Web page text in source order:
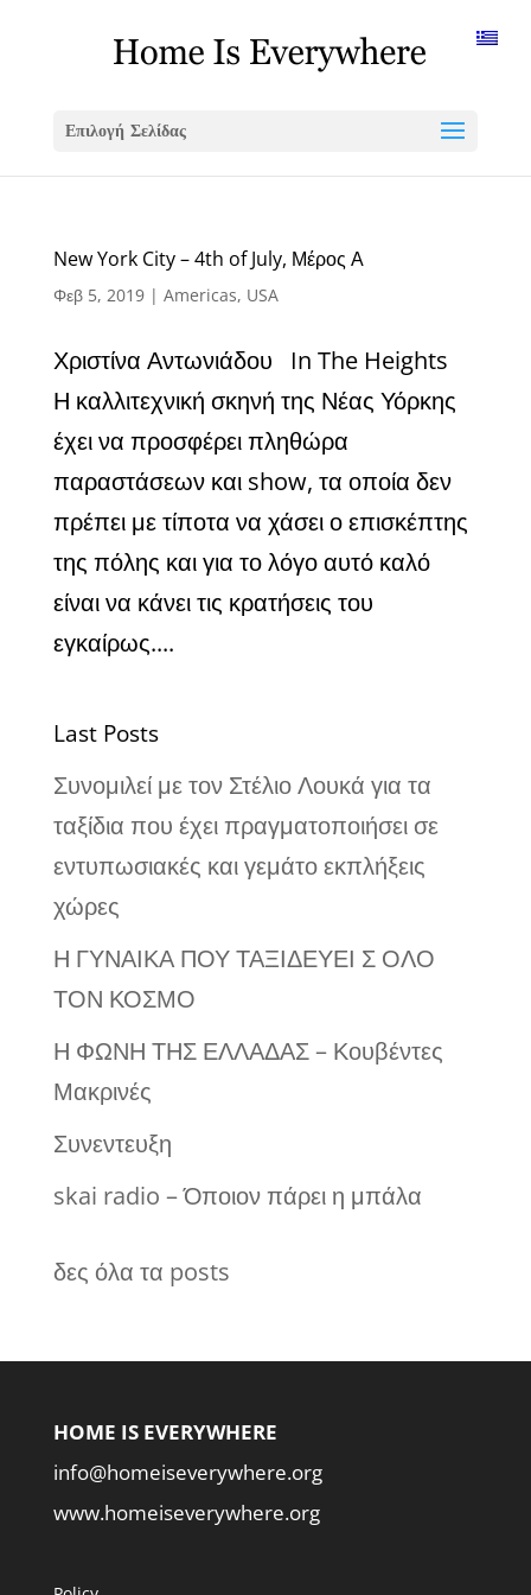
Επιλογή Σελίδας
New York City – 4th of July, Μέρος Α
Φεβ 5, 2019| Americas, USA
Χριστίνα Αντωνιάδου In The Heights
Η καλλιτεχνική σκηνή της Νέας Υόρκης
έχει να προσφέρει πληθώρα
παραστάσεων και show, τα οποία δεν
πρέπει με τίποτα να χάσει ο επισκέπτης
της πόλης και για το λόγο αυτό καλό
είναι να κάνει τις κρατήσεις του
εγκαίρως....
Last Posts
Συνομιλεί με τον Στέλιο Λουκά για τα
ταξίδια που έχει πραγματοποιήσει σε
εντυπωσιακές και γεμάτο εκπλήξεις
χώρες
Η ΓΥΝΑΙΚΑ ΠΟΥ ΤΑΞΙΔΕΥΕΙ Σ ΟΛΟ
ΤΟΝ ΚΟΣΜΟ
Η ΦΩΝΗ ΤΗΣ ΕΛΛΑΔΑΣ – Κουβέντες
Μακρινές
Συνεντευξη
skai radio – Όποιον πάρει η μπάλα
δες όλα τα posts
HOME IS EVERYWHERE
info@homeiseverywhere.org
www.homeiseverywhere.org